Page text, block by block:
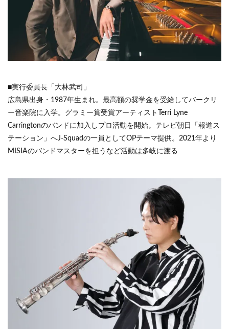
■実行委員長「大林武司」
広島県出身・1987年生まれ。最高額の奨学金を受給してバークリ
ー音楽院に入学。グラミー賞受賞アーティストTerri Lyne
Carringtonのバンドに加入しプロ活動を開始。テレビ朝日「報道ス
テーション」へJ-Squadの一員としてOPテーマ提供。2021年より
MISIAのバンドマスターを担うなど活動は多岐に渡る